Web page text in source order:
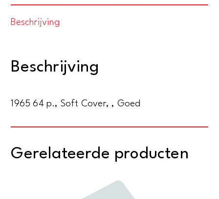
Beschrijving
Beschrijving
1965 64 p., Soft Cover, , Goed
Gerelateerde producten